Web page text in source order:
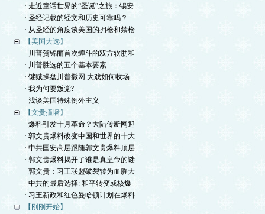
· 走近童话世界的“圣诞”之旅：锡安
· 圣经记载的经文和历史可靠吗？
· 从圣经的角度谈美国的拥枪和禁枪
【美国大选】
· 川普贺锦丽首次缠斗的双方软肋和
· 川普胜选的五个基本要素
· 键贼操盘川普撒网 大戏如何收场
· 我为何要叛党?
· 浅谈美国特殊例外主义
【文贵撞墙】
· 爆料引发十月革命？大陆传断网迎
· 郭文贵爆料改变中国和世界的十大
· 中共国安高层跟随郭文贵爆料顶层
· 郭文贵爆料揭开了谁是真皇帝的谜
· 郭文贵：习王联盟破裂转为血腥大
· 中共的最后选择: 和平转变或核爆
· 习王新政和红色曼哈顿计划在爆料
【刚刚开始】